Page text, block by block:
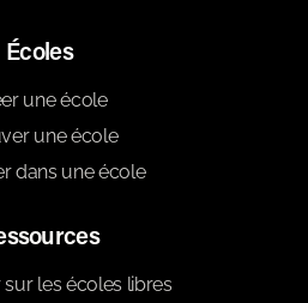
Écoles
une école
une école
dans une école
les écoles libres